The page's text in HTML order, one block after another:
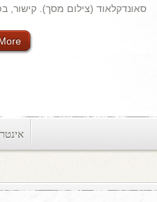
סאונדקלאוד (צילום מסך). קישור,